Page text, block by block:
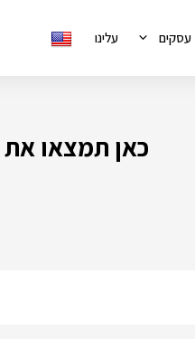
עסקים עלינו
כאן תמצאו את